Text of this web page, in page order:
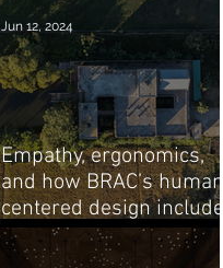
Empathy, ergonomics,
and how BRAC’s human-
centered design includes
its architecture
Jun 12, 2024